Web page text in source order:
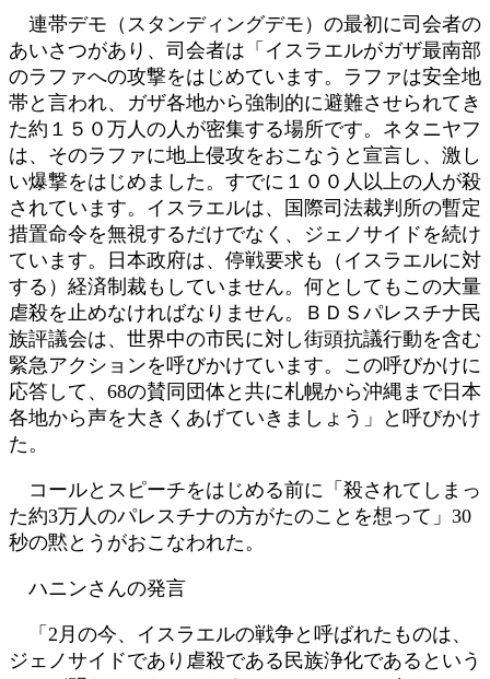
連帯デモ（スタンディングデモ）の最初に司会者の
あいさつがあり、司会者は「イスラエルがガザ最南部
のラファへの攻撃をはじめています。ラファは安全地
帯と言われ、ガザ各地から強制的に避難させられてき
た約１５０万人の人が密集する場所です。ネタニヤフ
は、そのラファに地上侵攻をおこなうと宣言し、激し
い爆撃をはじめました。すでに１００人以上の人が殺
されています。イスラエルは、国際司法裁判所の暫定
措置命令を無視するだけでなく、ジェノサイドを続け
ています。日本政府は、停戦要求も（イスラエルに対
する）経済制裁もしていません。何としてもこの大量
虐殺を止めなければなりません。ＢＤＳパレスチナ民
族評議会は、世界中の市民に対し街頭抗議行動を含む
緊急アクションを呼びかけています。この呼びかけに
応答して、68の賛同団体と共に札幌から沖縄まで日本
各地から声を大きくあげていきましょう」と呼びかけ
た。
コールとスピーチをはじめる前に「殺されてしまっ
た約3万人のパレスチナの方がたのことを想って」30
秒の黙とうがおこなわれた。
ハニンさんの発言
「2月の今、イスラエルの戦争と呼ばれたものは、
ジェノサイドであり虐殺である民族浄化であるという